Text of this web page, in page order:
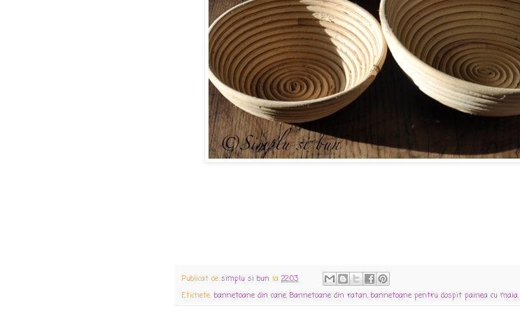
Publicat de simplu si bun la22:03
Etichete: bannetoane din cane,Bannetoane din ratan,bannetoane pentru dospit painea cu maia,